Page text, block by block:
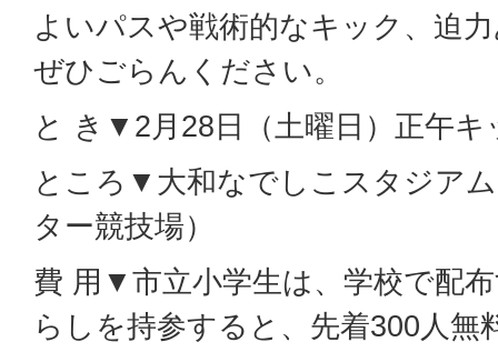
よいパスや戦術的なキック、迫
ぜひごらんください。
と き▼2月28日（土曜日）正午キ
ところ▼大和なでしこスタジア
ター競技場）
費 用▼市立小学生は、学校で配
らしを持参すると、先着300人無